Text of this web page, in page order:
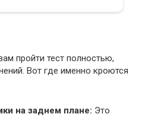
пройти тест полностью,
Вот где именно кроются
на заднем плане: Это